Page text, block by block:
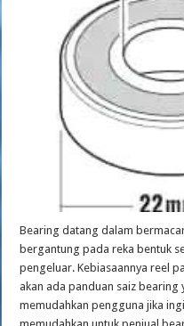
Bearing datang dalam
bergantung pada reka bentuk
pengeluar. Kebiasaannya reel
akan ada panduan saiz bearing
memudahkan pengguna jika